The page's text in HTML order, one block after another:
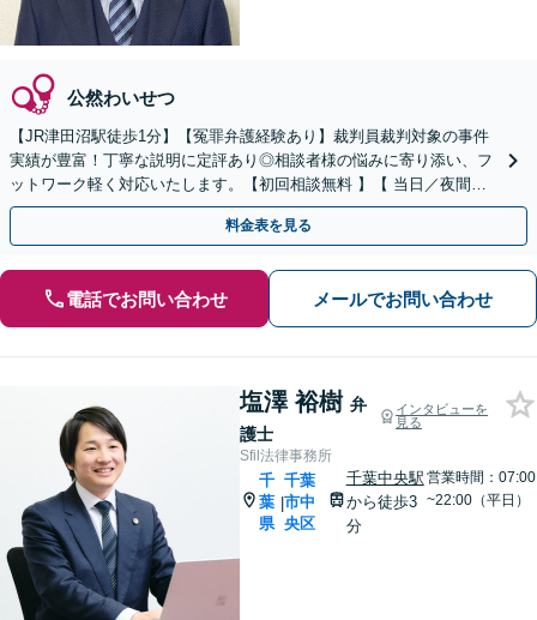
公然わいせつ
【JR津田沼駅徒歩1分】【冤罪弁護経験あり】裁判員裁判対象の事件
実績が豊富！丁寧な説明に定評あり◎相談者様の悩みに寄り添い、フ
ットワーク軽く対応いたします。【初回相談無料 】【 当日／夜間も
相談可】【最短即日接見可】
料金表を見る
電話でお問い合わせ メールでお問い合わせ
塩澤 裕樹 弁
護士
インタビューを
見る
Sfil法律事務所
千
葉
県
|
千葉
市中
央区
千葉中央駅
から徒歩3
分
営業時間：07:00
~22:00（平日）